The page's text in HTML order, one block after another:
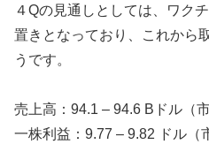
４Qの見通しとしては、ワク
置きとなっており、これから
うです。
売上高：94.1 – 94.6 Bドル（
一株利益：9.77 – 9.82 ドル（